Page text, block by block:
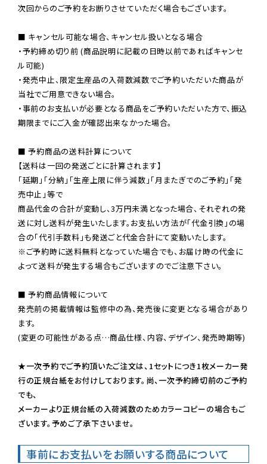
次回からのご予約をお断りさせていただく場合もございます。
■ キャンセル可能な場合、キャンセル扱いとなる場合
・予約締め切り前 (商品説明に記載の日時以前であればキャンセ
ル可能)
・発売中止、限定生産品の入荷数減数でご予約いただいた商品が
当社でご用意できない場合。
・事前のお支払いが必要となる商品をご予約いただいた方で、振込
期限までにご入金が確認出来なかった場合。
■ 予約商品の送料計算について
【送料は一回の発送ごとに計算されます】
「延期」「分納」「生産上限に伴う減数」「月またぎでのご予約」「発
売中止」等で
商品代金の合計が変動し、3万円未満となった場合、それぞれの発
送に対し送料が発生いたします。お支払い方法が「代金引換」の場
※ご予約時に送料無料となっていた場合でも、お届け時の代金に
よって送料が発生する場合もございますのでご注意下さい。
■ 予約商品情報について
発売前の掲載情報は監修中の為、発売後に変更となる場合があり
ます。
(変更の可能性がある点…商品仕様、内容、デザイン、発売時期等)
★一次予約でご予約頂いたご注文は、1セットにつき1枚メーカー発
行の正規台紙をお付けしております。尚、一次予約締切前のご予約
でも、
メーカーより正規台紙の入荷減数のためカラーコピーの場合もご
ざいます。予めご了承下さいませ。
事前にお支払いをお願いする商品について